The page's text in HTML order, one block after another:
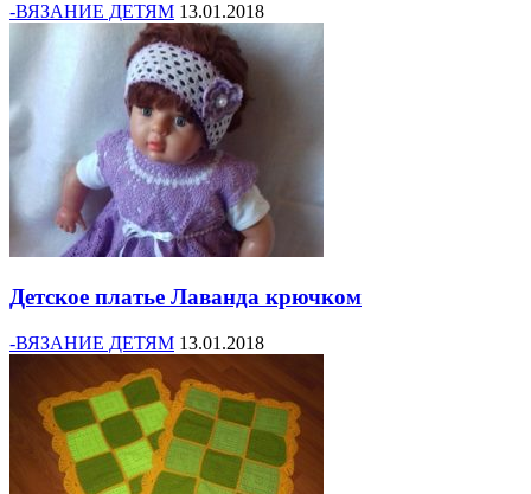
-ВЯЗАНИЕ ДЕТЯМ 13.01.2018
Детское платье Лаванда крючком
-ВЯЗАНИЕ ДЕТЯМ 13.01.2018